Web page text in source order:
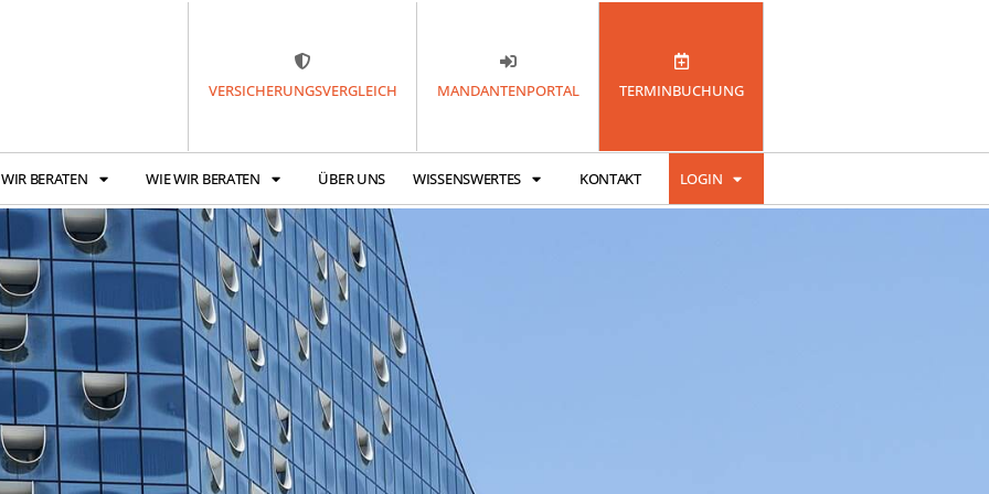
VERSICHERUNGSVERGLEICH MANDANTENPORTAL TERMINBUCHUNG
BERATEN WIE WIR BERATEN ÜBER UNS WISSENSWERTES KONTAKT LOGIN